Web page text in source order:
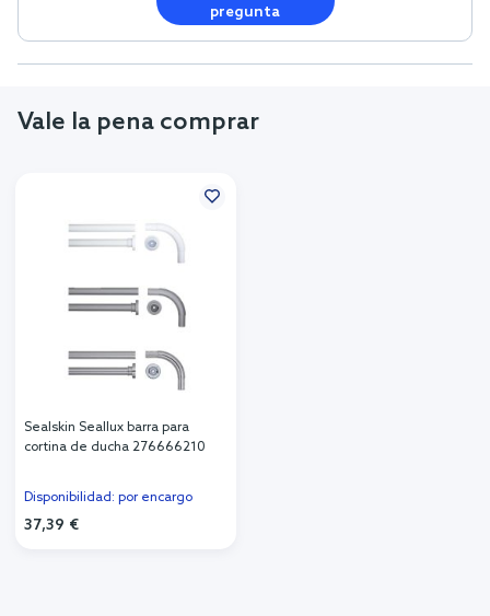
pregunta
Vale la pena comprar
Sealskin Seallux barra para
cortina de ducha 276666210
Disponibilidad: por encargo
37,39 €